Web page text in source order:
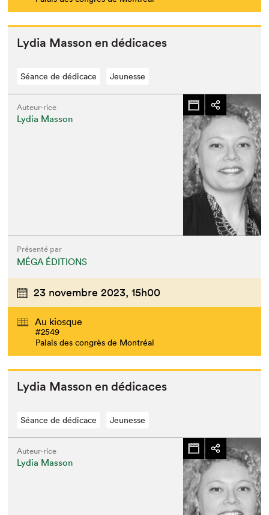
Lydia Mas­son en dédicaces
Séance de dédicace Jeunesse
Auteur·rice
Lydia Masson
Présenté par
MÉGA ÉDITIONS
23 novembre 2023, 15h00
Au kiosque
#2549
Palais des congrès de Montréal
Lydia Mas­son en dédicaces
Séance de dédicace Jeunesse
Auteur·rice
Lydia Masson